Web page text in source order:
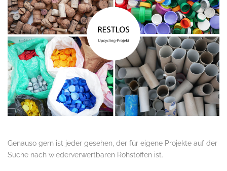
Genauso gern ist jeder gesehen, der für eigene Projekte auf der
Suche nach wiederverwertbaren Rohstoffen ist.